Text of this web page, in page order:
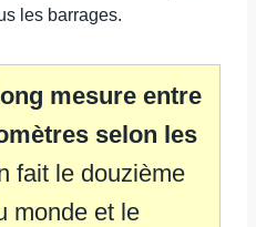
les barrages.
mesure entre
selon les
fait le douzième
monde et le